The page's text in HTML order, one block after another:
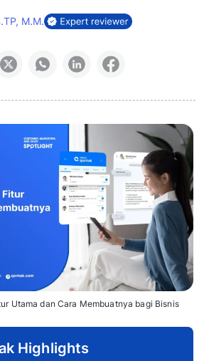
M.M.
Utama dan Cara Membuatnya bagi Bisnis
Highlights